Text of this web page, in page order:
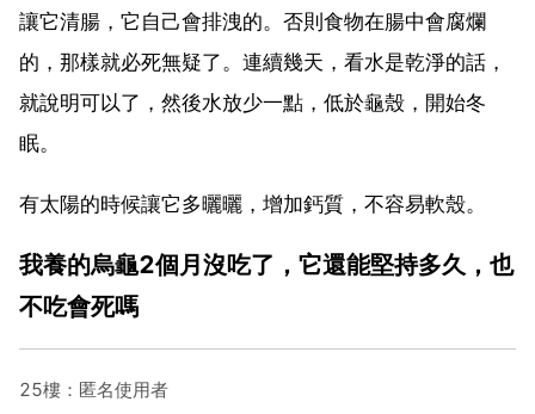
讓它清腸，它自己會排洩的。否則食物在腸中會腐爛
的，那樣就必死無疑了。連續幾天，看水是乾淨的話，
就說明可以了，然後水放少一點，低於龜殼，開始冬
眠。
有太陽的時候讓它多曬曬，增加鈣質，不容易軟殼。
我養的烏龜2個月沒吃了，它還能堅持多久，也
不吃會死嗎
25樓：匿名使用者